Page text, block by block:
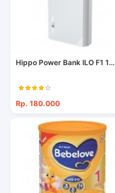
Hippo Power Bank ILO F1 1...
Rp. 180.000